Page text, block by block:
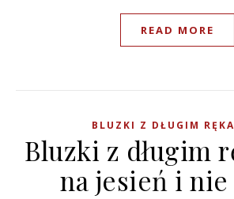
READ MORE
BLUZKI Z DŁUGIM
Bluzki z długim
na jesień i